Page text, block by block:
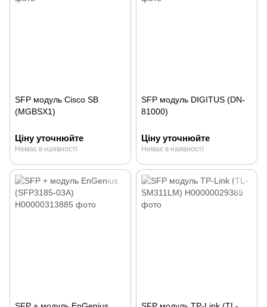
SFP модуль Cisco SB
(MGBSX1)
Ціну уточнюйте
Немає в наявності
SFP модуль DIGITUS (DN-
81000)
Ціну уточнюйте
Немає в наявності